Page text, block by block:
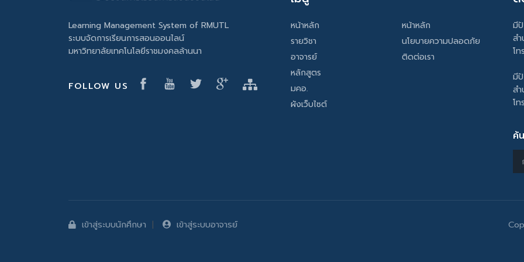
Learning Management System of RMUTL
ระบบจัดการเรียนการสอนออนไลน์
มหาวิทยาลัยเทคโนโลยีราชมงคลล้านนา
FOLLOW US
หน้าหลัก
รายวิชา
อาจารย์
หลักสูตร
มคอ.
ผังเว็บไซต์
หน้าหลัก
นโยบายความปลอดภัย
ติดต่อเรา
มี
สำ
โ
มี
ส
โ
ค้
เข้าสู่ระบบนักศึกษา เข้าสู่ระบบอาจารย์